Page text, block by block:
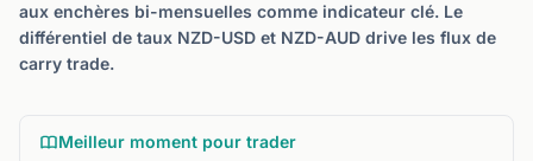
aux enchères bi-mensuelles comme indicateur clé. Le
différentiel de taux NZD-USD et NZD-AUD drive les flux de
carry trade.
Meilleur moment pour trader